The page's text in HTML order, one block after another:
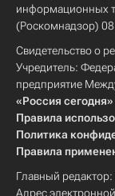
информационных
(Роскомнадзор)
Свидетельство о
Учредитель:
предприятие
«Россия сегодня»
Правила
Политика
Правила
Главный редактор:
Адрес